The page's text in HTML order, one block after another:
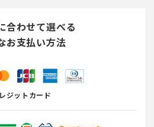
合わせて選べる
お支払い方法
ジットカード